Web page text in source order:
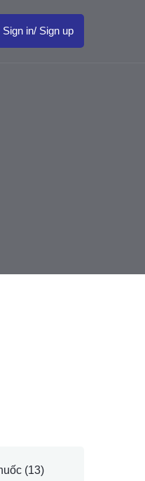
Sign in/ Sign up
(13)